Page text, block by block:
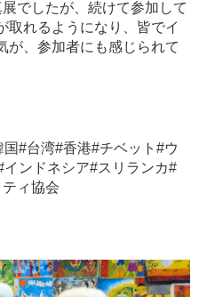
でしたが、続けて参加して
取れるようになり、皆でイ
が、参加者にも感じられて
#台湾#香港#チベット#ウ
ンドネシア#スリランカ#
ィ協会